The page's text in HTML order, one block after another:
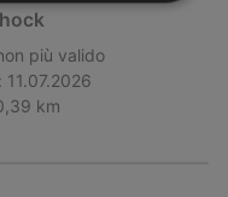
più valido
11.07.2026
km